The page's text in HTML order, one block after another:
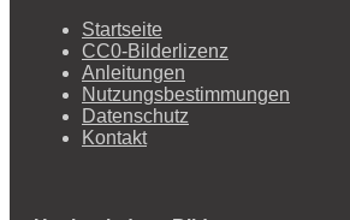
Startseite
CC0-Bilderlizenz
Anleitungen
Nutzungsbestimmungen
Datenschutz
Kontakt